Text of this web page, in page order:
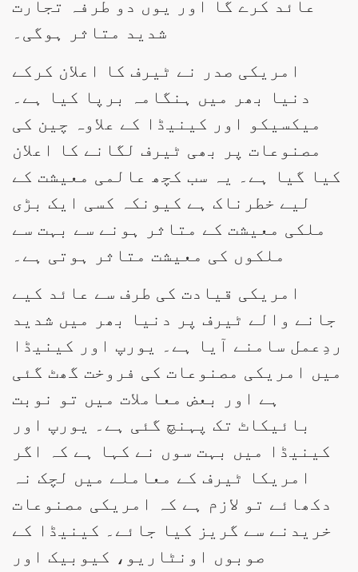
عائد کرے گا اور یوں دو طرفہ تجارت
شدید متاثر ہوگی۔
امریکی صدر نے ٹیرف کا اعلان کرکے
دنیا بھر میں ہنگامہ برپا کیا ہے۔
میکسیکو اور کینیڈا کے علاوہ چین کی
مصنوعات پر بھی ٹیرف لگانے کا اعلان
کیا گیا ہے۔ یہ سب کچھ عالمی معیشت کے
لیے خطرناک ہے کیونکہ کسی ایک بڑی
ملکی معیشت کے متاثر ہونے سے بہت سے
ملکوں کی معیشت متاثر ہوتی ہے۔
امریکی قیادت کی طرف سے عائد کیے
جانے والے ٹیرف پر دنیا بھر میں شدید
ردِعمل سامنے آیا ہے۔ یورپ اور کینیڈا
میں امریکی مصنوعات کی فروخت گھٹ گئی
ہے اور بعض معاملات میں تو نوبت
بائیکاٹ تک پہنچ گئی ہے۔ یورپ اور
کینیڈا میں بہت سوں نے کہا ہے کہ اگر
امریکا ٹیرف کے معاملے میں لچک نہ
دکھائے تو لازم ہے کہ امریکی مصنوعات
خریدنے سے گریز کیا جائے۔ کینیڈا کے
صوبوں اونٹاریو، کیوبیک اور